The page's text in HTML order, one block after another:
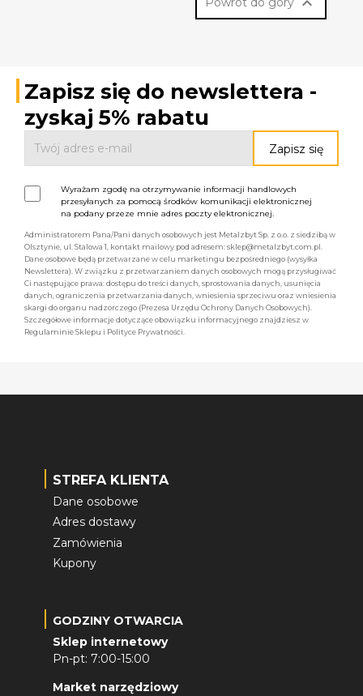
Zapisz się do newslettera -
zyskaj 5% rabatu
Wyrażam zgodę na otrzymywanie informacji handlowych
przesyłanych za pomocą środków komunikacji elektronicznej
na podany przeze mnie adres poczty elektronicznej.
Administratorem Pana/Pani danych osobowych jest Metalzbyt Sp. z o.o. z siedzibą w
Olsztynie, ul. Stalowa 1, kontakt mailowy pod adresem: sklep@metalzbyt.com.pl.
Dane osobowe będą przetwarzane w celu marketingu bezpośredniego (wysyłka
Newslettera). W związku z przetwarzaniem danych osobowych mogą przysługiwać
Ci następujące prawa: dostępu do treści danych, sprostowania danych, usunięcia
danych, ograniczenia przetwarzania danych, wniesienia sprzeciwu oraz wniesienia
skargi do organu nadzorczego (Prezesa Urzędu Ochrony Danych Osobowych).
Szczegółowe informacje dotyczące obowiązku informacyjnego znajdziesz w
Regulaminie Sklepu i Polityce Prywatności.
STREFA KLIENTA
Dane osobowe
Adres dostawy
Zamówienia
Kupony
GODZINY OTWARCIA
Sklep internetowy
Pn-pt: 7:00-15:00
Market narzędziowy